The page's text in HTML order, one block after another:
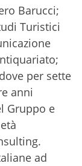
Barucci;
Turistici
dove per sette
anni
Gruppo e
ad